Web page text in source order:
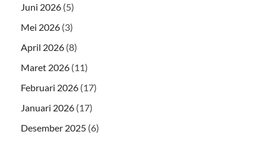
Juni 2026 (5)
Mei 2026 (3)
April 2026 (8)
Maret 2026 (11)
Februari 2026 (17)
Januari 2026 (17)
Desember 2025 (6)